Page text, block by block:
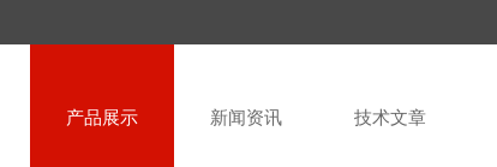
产品展示 新闻资讯 技术文章